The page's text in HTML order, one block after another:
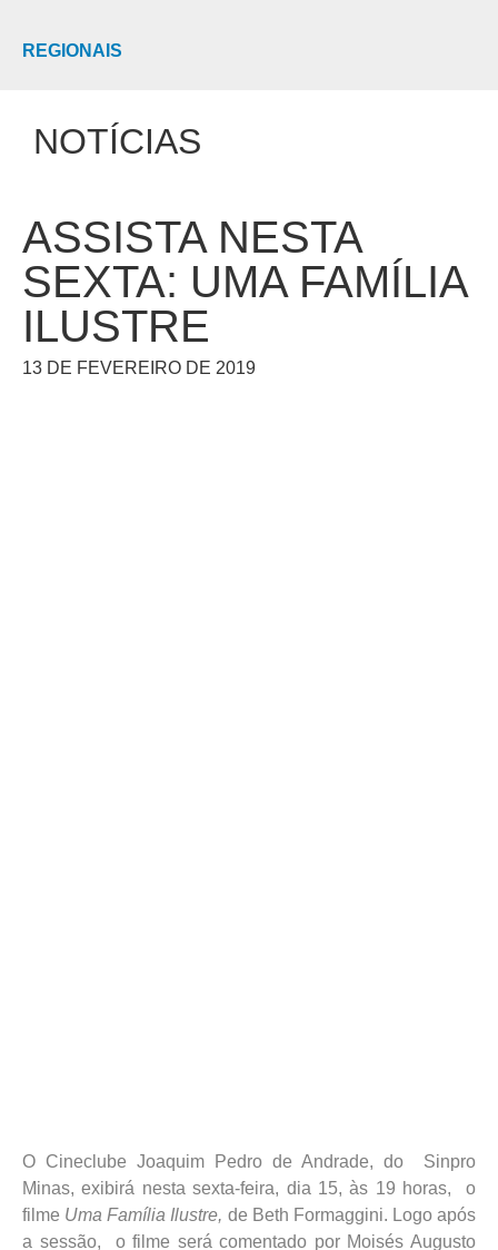
REGIONAIS
NOTÍCIAS
ASSISTA NESTA
SEXTA: UMA FAMÍLIA
ILUSTRE
13 DE FEVEREIRO DE 2019
O Cineclube Joaquim Pedro de Andrade, do Sinpro
Minas, exibirá nesta sexta-feira, dia 15, às 19 horas, o
filme Uma Família Ilustre, de Beth Formaggini. Logo após
a sessão, o filme será comentado por Moisés Augusto